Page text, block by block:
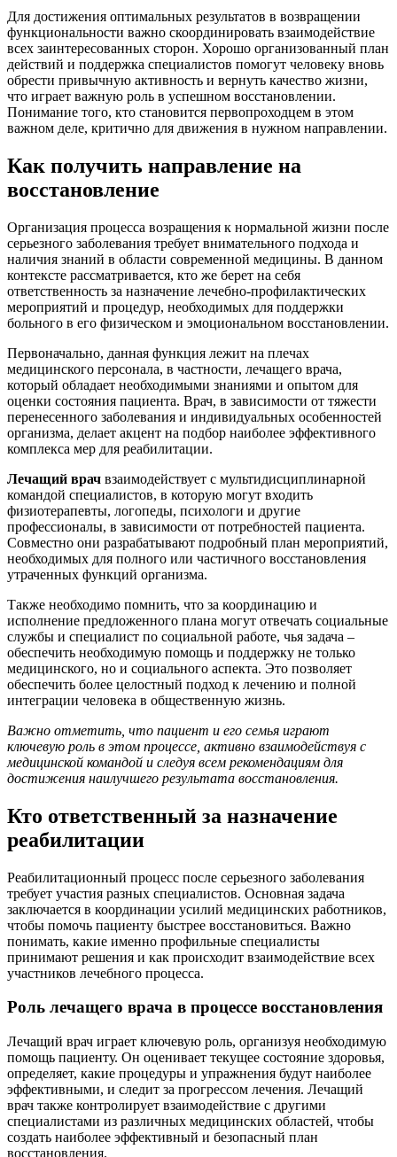
Для достижения оптимальных результатов в возвращении
функциональности важно скоординировать взаимодействие
всех заинтересованных сторон. Хорошо организованный план
действий и поддержка специалистов помогут человеку вновь
обрести привычную активность и вернуть качество жизни,
что играет важную роль в успешном восстановлении.
Понимание того, кто становится первопроходцем в этом
важном деле, критично для движения в нужном направлении.
Как получить направление на
восстановление
Организация процесса возращения к нормальной жизни после
серьезного заболевания требует внимательного подхода и
наличия знаний в области современной медицины. В данном
контексте рассматривается, кто же берет на себя
ответственность за назначение лечебно-профилактических
мероприятий и процедур, необходимых для поддержки
больного в его физическом и эмоциональном восстановлении.
Первоначально, данная функция лежит на плечах
медицинского персонала, в частности, лечащего врача,
который обладает необходимыми знаниями и опытом для
оценки состояния пациента. Врач, в зависимости от тяжести
перенесенного заболевания и индивидуальных особенностей
организма, делает акцент на подбор наиболее эффективного
комплекса мер для реабилитации.
Лечащий врач взаимодействует с мультидисциплинарной
командой специалистов, в которую могут входить
физиотерапевты, логопеды, психологи и другие
профессионалы, в зависимости от потребностей пациента.
Совместно они разрабатывают подробный план мероприятий,
необходимых для полного или частичного восстановления
утраченных функций организма.
Также необходимо помнить, что за координацию и
исполнение предложенного плана могут отвечать социальные
службы и специалист по социальной работе, чья задача –
обеспечить необходимую помощь и поддержку не только
медицинского, но и социального аспекта. Это позволяет
обеспечить более целостный подход к лечению и полной
интеграции человека в общественную жизнь.
Важно отметить, что пациент и его семья играют
ключевую роль в этом процессе, активно взаимодействуя с
медицинской командой и следуя всем рекомендациям для
достижения наилучшего результата восстановления.
Кто ответственный за назначение
реабилитации
Реабилитационный процесс после серьезного заболевания
требует участия разных специалистов. Основная задача
заключается в координации усилий медицинских работников,
чтобы помочь пациенту быстрее восстановиться. Важно
понимать, какие именно профильные специалисты
принимают решения и как происходит взаимодействие всех
участников лечебного процесса.
Роль лечащего врача в процессе восстановления
Лечащий врач играет ключевую роль, организуя необходимую
помощь пациенту. Он оценивает текущее состояние здоровья,
определяет, какие процедуры и упражнения будут наиболее
эффективными, и следит за прогрессом лечения. Лечащий
врач также контролирует взаимодействие с другими
специалистами из различных медицинских областей, чтобы
создать наиболее эффективный и безопасный план
восстановления.